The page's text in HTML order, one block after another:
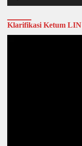
Klarifikasi Ketum LIN